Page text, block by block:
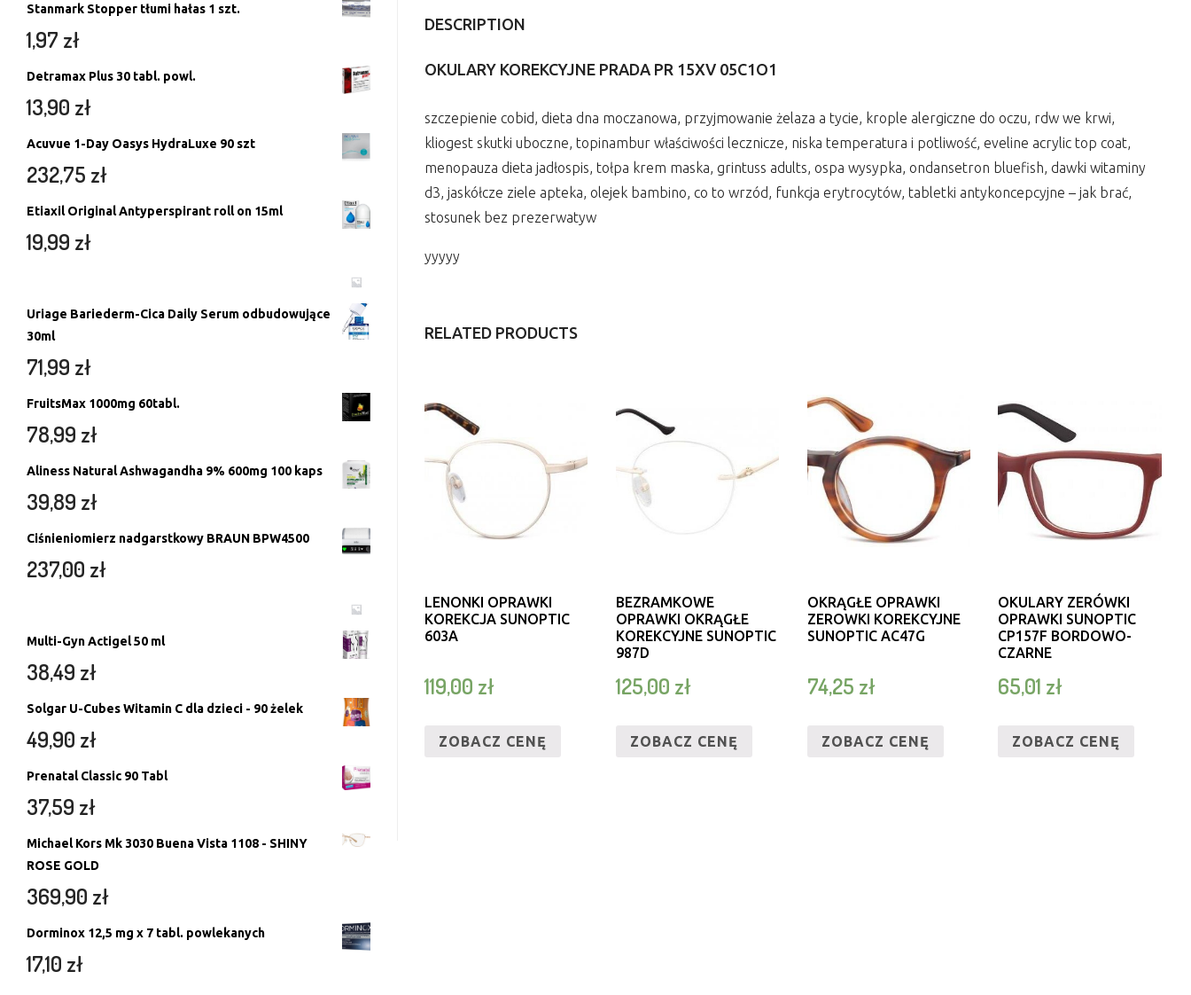
DESCRIPTION
OKULARY KOREKCYJNE PRADA PR 15XV 05C1O1
szczepienie cobid, dieta dna moczanowa, przyjmowanie żelaza a tycie, krople alergiczne do oczu, rdw we krwi,
kliogest skutki uboczne, topinambur właściwości lecznicze, niska temperatura i potliwość, eveline acrylic top coat,
menopauza dieta jadłospis, tołpa krem maska, grintuss adults, ospa wysypka, ondansetron bluefish, dawki witaminy
d3, jaskółcze ziele apteka, olejek bambino, co to wrzód, funkcja erytrocytów, tabletki antykoncepcyjne – jak brać,
stosunek bez prezerwatyw
yyyyy
RELATED PRODUCTS
LENONKI OPRAWKI
KOREKCJA SUNOPTIC
603A
119,00 zł
ZOBACZ CENĘ
BEZRAMKOWE
OPRAWKI OKRĄGŁE
KOREKCYJNE SUNOPTIC
987D
125,00 zł
ZOBACZ CENĘ
OKRĄGŁE OPRAWKI
ZEROWKI KOREKCYJNE
SUNOPTIC AC47G
74,25 zł
ZOBACZ CENĘ
OKULARY ZERÓWKI
OPRAWKI SUNOPTIC
CP157F BORDOWO-
CZARNE
65,01 zł
ZOBACZ CENĘ
Stanmark Stopper tłumi hałas 1 szt.
1,97 zł
Detramax Plus 30 tabl. powl.
13,90 zł
Acuvue 1-Day Oasys HydraLuxe 90 szt
232,75 zł
Etiaxil Original Antyperspirant roll on 15ml
19,99 zł
Uriage Bariederm-Cica Daily Serum odbudowujące
30ml
71,99 zł
FruitsMax 1000mg 60tabl.
78,99 zł
Aliness Natural Ashwagandha 9% 600mg 100 kaps
39,89 zł
Ciśnieniomierz nadgarstkowy BRAUN BPW4500
237,00 zł
Multi-Gyn Actigel 50 ml
38,49 zł
Solgar U-Cubes Witamin C dla dzieci - 90 żelek
49,90 zł
Prenatal Classic 90 Tabl
37,59 zł
Michael Kors Mk 3030 Buena Vista 1108 - SHINY
ROSE GOLD
369,90 zł
Dorminox 12,5 mg x 7 tabl. powlekanych
17,10 zł